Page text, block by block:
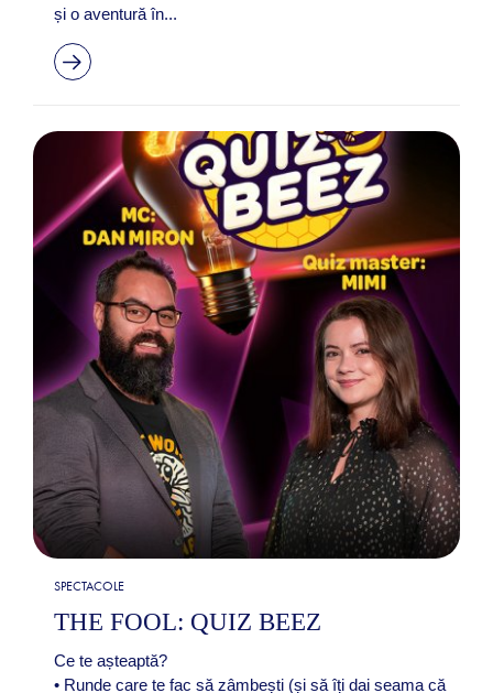
și o aventură în...
SPECTACOLE
THE FOOL: QUIZ BEEZ
Ce te așteaptă?
• Runde care te fac să zâmbești (și să îți dai seama că